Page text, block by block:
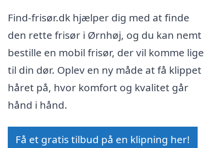
Find-frisør.dk hjælper dig med at finde
den rette frisør i Ørnhøj, og du kan nemt
bestille en mobil frisør, der vil komme lige
til din dør. Oplev en ny måde at få klippet
håret på, hvor komfort og kvalitet går
hånd i hånd.
Få et gratis tilbud på en klipning her!